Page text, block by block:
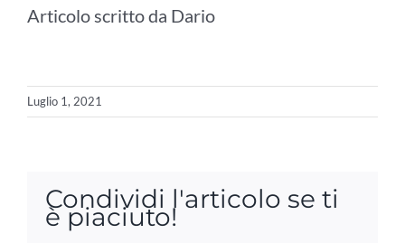
Articolo scritto da Dario
Luglio 1, 2021
Condividi l'articolo se ti
è piaciuto!